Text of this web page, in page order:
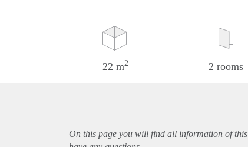
22 m2 2 rooms
On this page you will find all information of this